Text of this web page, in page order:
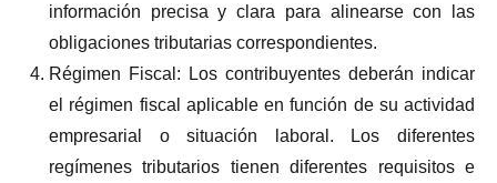
información precisa y clara para alinearse con las
obligaciones tributarias correspondientes.
Régimen Fiscal: Los contribuyentes deberán indicar
el régimen fiscal aplicable en función de su actividad
empresarial o situación laboral. Los diferentes
regímenes tributarios tienen diferentes requisitos e